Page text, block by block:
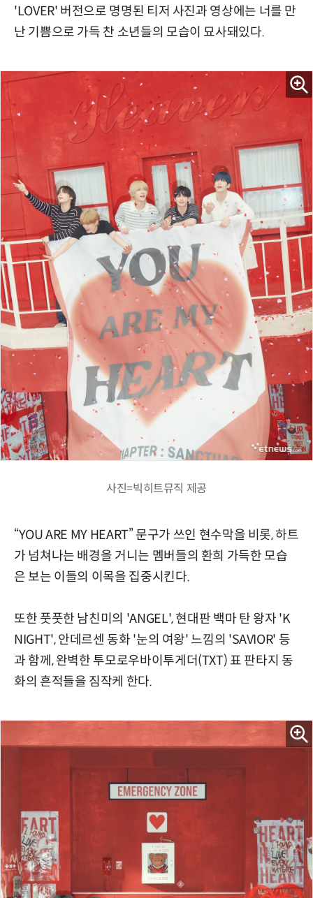
'LOVER' 버전으로 명명된 티저 사진과 영상에는 너를 만
난 기쁨으로 가득 찬 소년들의 모습이 묘사돼있다.
사진=빅히트뮤직 제공
“YOU ARE MY HEART” 문구가 쓰인 현수막을 비롯, 하트
가 넘쳐나는 배경을 거니는 멤버들의 환희 가득한 모습
은 보는 이들의 이목을 집중시킨다.
또한 풋풋한 남친미의 'ANGEL', 현대판 백마 탄 왕자 'K
NIGHT', 안데르센 동화 '눈의 여왕' 느낌의 'SAVIOR' 등
과 함께, 완벽한 투모로우바이투게더(TXT) 표 판타지 동
화의 흔적들을 짐작케 한다.